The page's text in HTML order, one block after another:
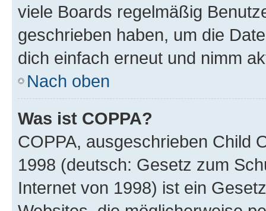
viele Boards regelmäßig
geschrieben haben, um die
dich einfach erneut und nimm
Nach oben
Was ist COPPA?
COPPA, ausgeschrieben Child
1998 (deutsch: Gesetz zum
Internet von 1998) ist ein